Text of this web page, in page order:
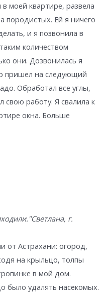
моей квартире, развела
породистых. Ей я ничего
и я позвонила в
количеством
они. Дозвонилась я
пришел на следующий
Обработал все углы,
работу. Я свалила к
окна. Больше
Светлана, г.
от Астрахани: огород,
на крыльцо, толпы
в мой дом.
было удалять насекомых.